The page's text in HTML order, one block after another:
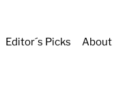
Editor´s Picks About